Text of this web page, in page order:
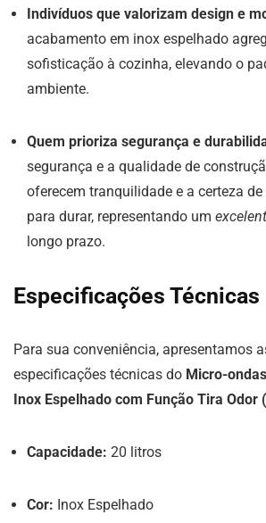
Indivíduos que valorizam design e
acabamento em inox espelhado
sofisticação à cozinha, elevando o
ambiente.
Quem prioriza segurança e
segurança e a qualidade de
oferecem tranquilidade e a certeza
para durar, representando um
longo prazo.
Especificações Técnicas
Para sua conveniência, apresentamos
especificações técnicas do Micro-
Inox Espelhado com Função Tira Odor
Capacidade: 20 litros
Cor: Inox Espelhado